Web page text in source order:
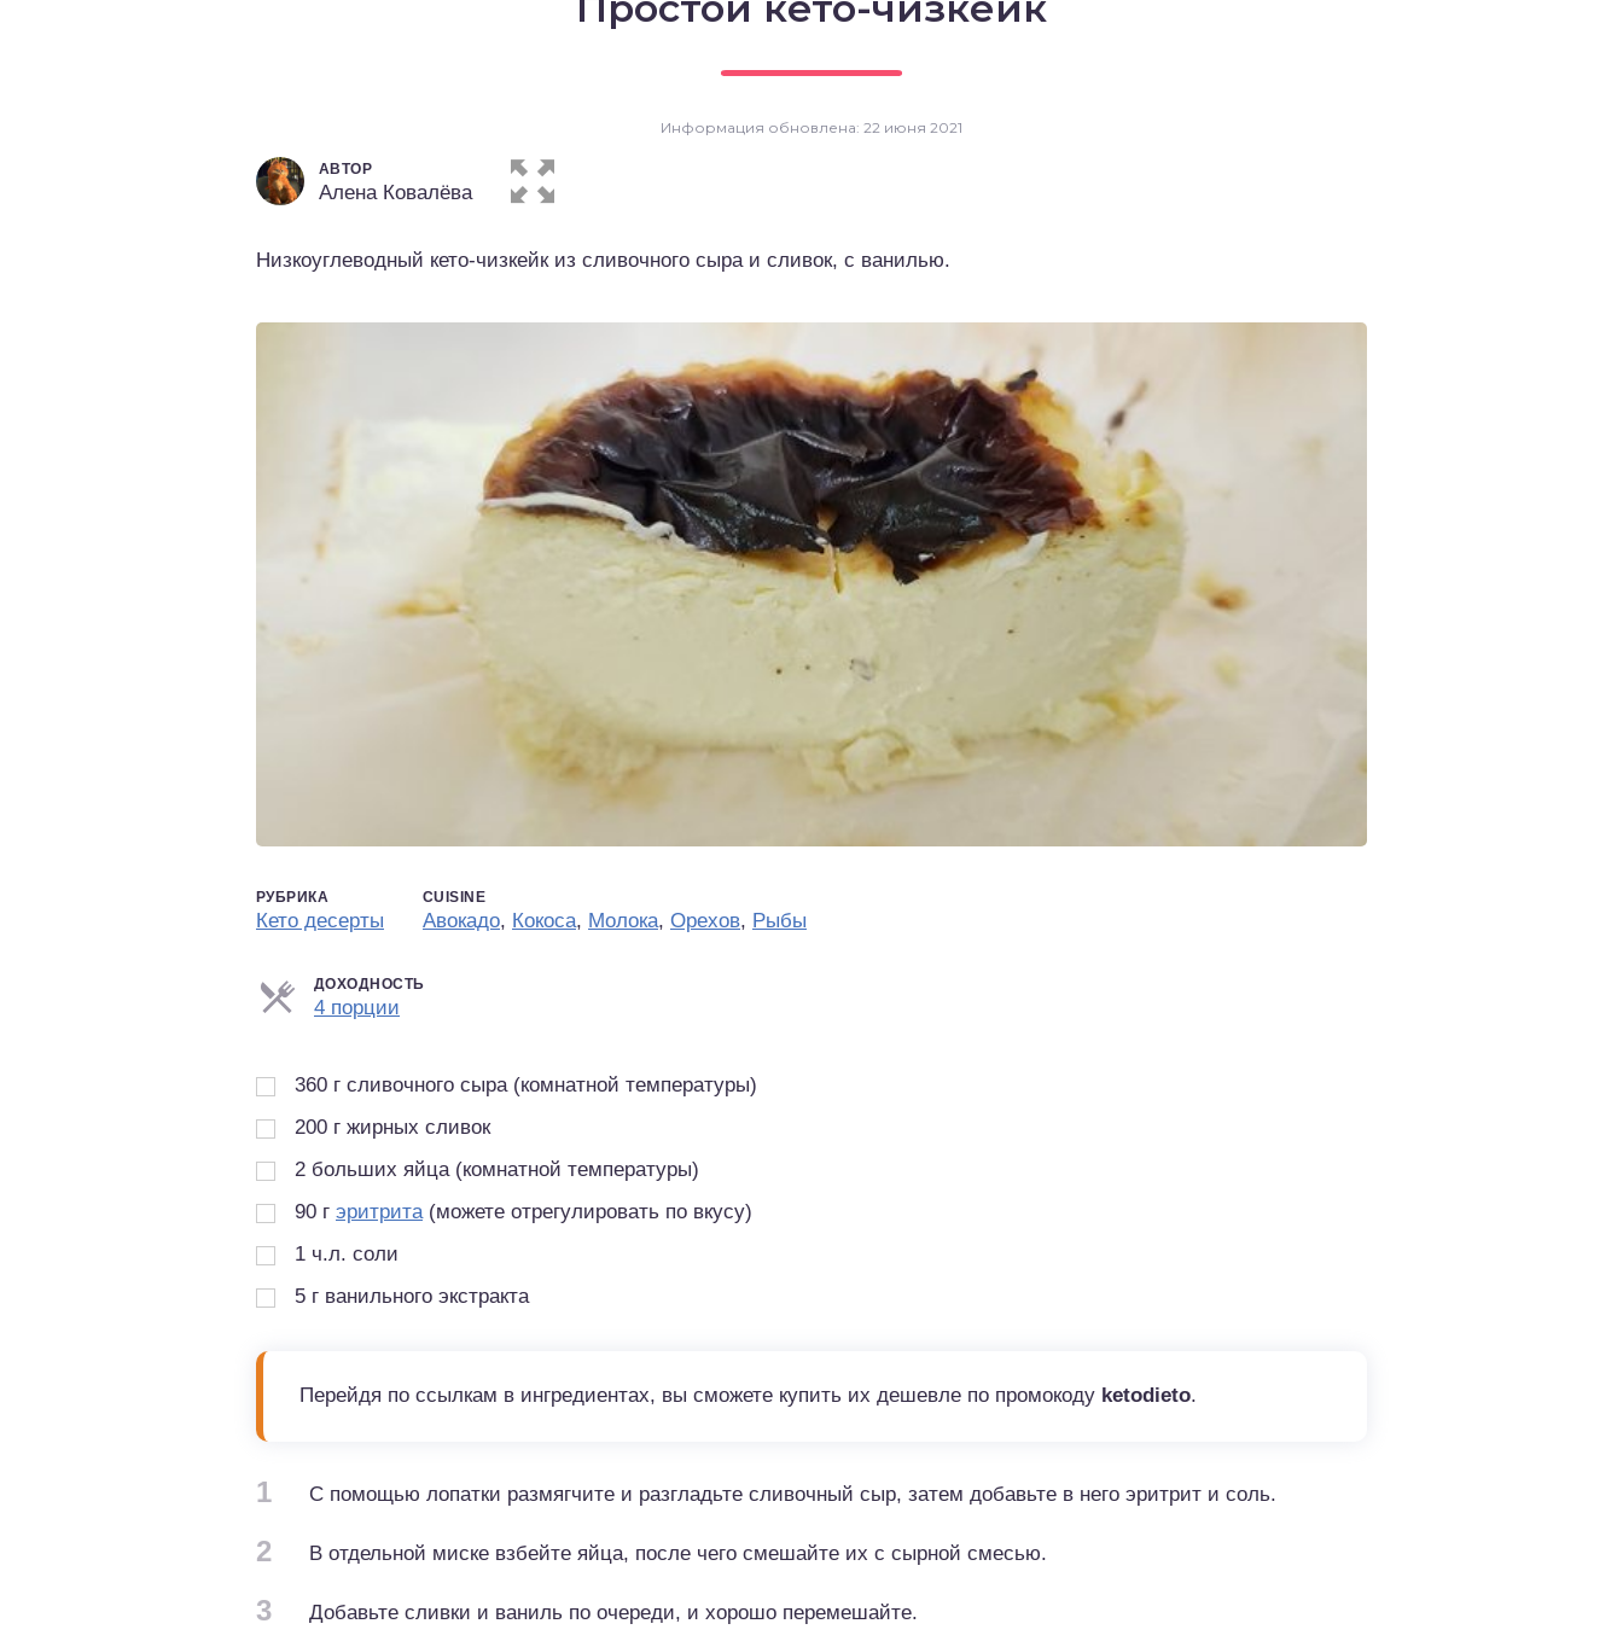
Информация обновлена: 22 июня 2021
АВТОР
Алена Ковалёва
Низкоуглеводный кето-чизкейк из сливочного сыра и сливок, с ванилью.
РУБРИКА
Кето десерты
CUISINE
Авокадо, Кокоса, Молока, Орехов, Рыбы
ДОХОДНОСТЬ
4 порции
360 г сливочного сыра (комнатной температуры)
200 г жирных сливок
2 больших яйца (комнатной температуры)
90 г эритрита(можете отрегулировать по вкусу)
1 ч.л. соли
5 г ванильного экстракта
Перейдя по ссылкам в ингредиентах, вы сможете купить их дешевле по промокоду ketodieto.
1 С помощью лопатки размягчите и разгладьте сливочный сыр, затем добавьте в него эритрит и соль.
2 В отдельной миске взбейте яйца, после чего смешайте их с сырной смесью.
3 Добавьте сливки и ваниль по очереди, и хорошо перемешайте.